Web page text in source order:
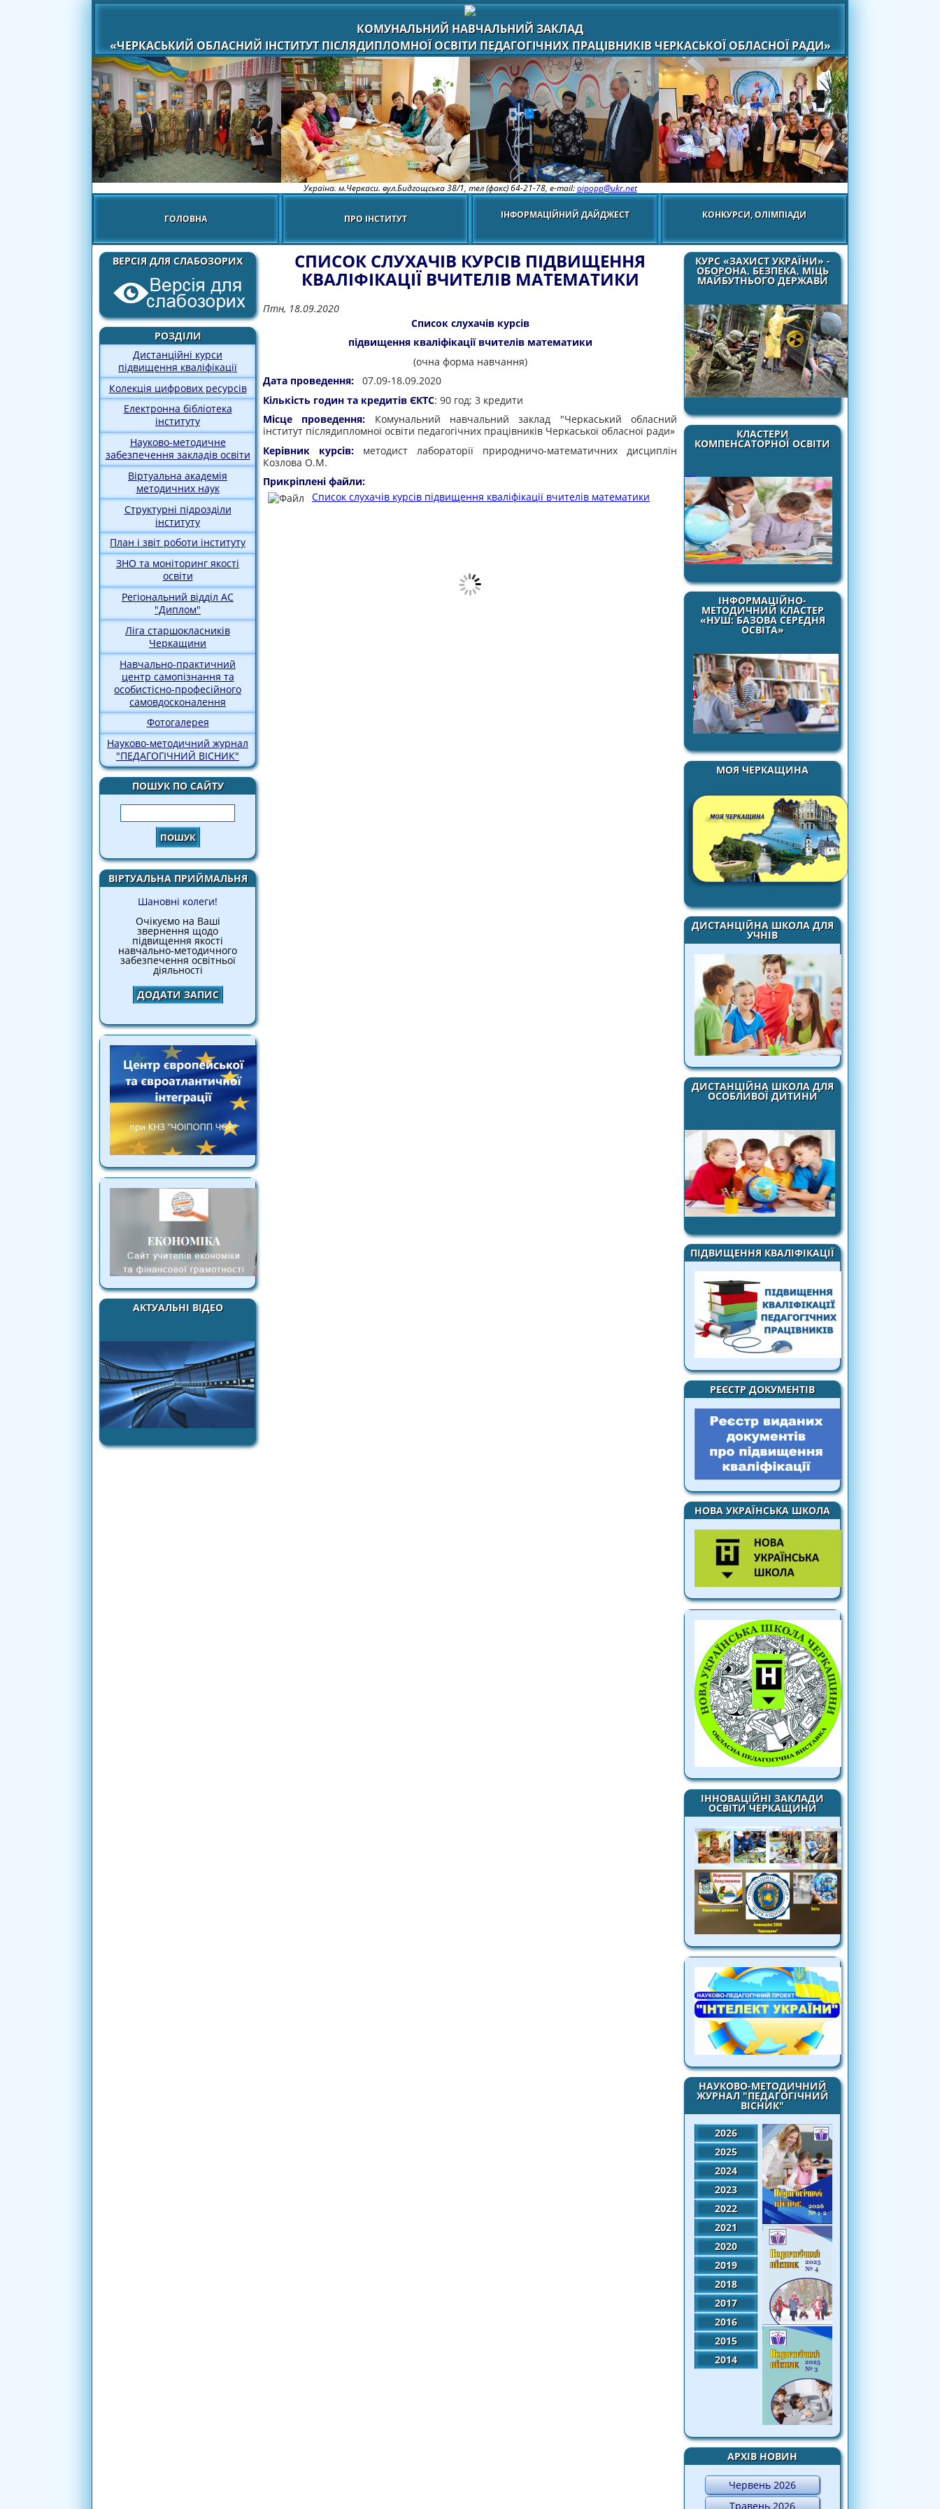
КОМУНАЛЬНИЙ НАВЧАЛЬНИЙ ЗАКЛАД
«ЧЕРКАСЬКИЙ ОБЛАСНИЙ ІНСТИТУТ ПІСЛЯДИПЛОМНОЇ ОСВІТИ ПЕДАГОГІЧНИХ ПРАЦІВНИКІВ ЧЕРКАСЬКОЇ ОБЛАСНОЇ РАДИ»
Україна. м.Черкаси. вул.Бидгощська 38/1, тел (факс) 64-21-78, e-mail:oipopp@ukr.net
ГОЛОВНА ПРО ІНСТИТУТ ІНФОРМАЦІЙНИЙ ДАЙДЖЕСТ КОНКУРСИ, ОЛІМПІАДИ
ВЕРСІЯ ДЛЯ СЛАБОЗОРИХ
РОЗДІЛИ
Дистанційні курси
підвищення кваліфікації
Колекція цифрових ресурсів
Електронна бібліотека
інституту
Науково-методичне
забезпечення закладів освіти
Віртуальна академія
методичних наук
Структурні підрозділи
інституту
План і звіт роботи інституту
ЗНО та моніторинг якості
освіти
Регіональний відділ АС
"Диплом"
Ліга старшокласників
Черкащини
Навчально-практичний
центр самопізнання та
особистісно-професійного
самовдосконалення
Фотогалерея
Науково-методичний журнал
"ПЕДАГОГІЧНИЙ ВІСНИК"
ПОШУК ПО САЙТУ
Пошук
ВІРТУАЛЬНА ПРИЙМАЛЬНЯ
Шановні колеги!
Очікуємо на Ваші
звернення щодо
підвищення якості
навчально-методичного
забезпечення освітньої
діяльності
ДОДАТИ ЗАПИС
АКТУАЛЬНІ ВІДЕО
КУРС «ЗАХИСТ УКРАЇНИ» -
ОБОРОНА, БЕЗПЕКА, МІЦЬ
МАЙБУТНЬОГО ДЕРЖАВИ
КЛАСТЕРИ
КОМПЕНСАТОРНОЇ ОСВІТИ
ІНФОРМАЦІЙНО-
МЕТОДИЧНИЙ КЛАСТЕР
«НУШ: БАЗОВА СЕРЕДНЯ
ОСВІТА»
МОЯ ЧЕРКАЩИНА
ДИСТАНЦІЙНА ШКОЛА ДЛЯ
УЧНІВ
ДИСТАНЦІЙНА ШКОЛА ДЛЯ
ОСОБЛИВОЇ ДИТИНИ
ПІДВИЩЕННЯ КВАЛІФІКАЦІЇ
РЕЄСТР ДОКУМЕНТІВ
НОВА УКРАЇНСЬКА ШКОЛА
ІННОВАЦІЙНІ ЗАКЛАДИ
ОСВІТИ ЧЕРКАЩИНИ
НАУКОВО-МЕТОДИЧНИЙ
ЖУРНАЛ "ПЕДАГОГІЧНИЙ
ВІСНИК"
2026
2025
2024
2023
2022
2021
2020
2019
2018
2017
2016
2015
2014
АРХІВ НОВИН
Червень 2026
Травень 2026
СПИСОК СЛУХАЧІВ КУРСІВ ПІДВИЩЕННЯ
КВАЛІФІКАЦІЇ ВЧИТЕЛІВ МАТЕМАТИКИ
Птн, 18.09.2020
Список слухачів курсів
підвищення кваліфікації вчителів математики
(очна форма навчання)
Дата проведення: 07.09-18.09.2020
Кількість годин та кредитів ЄКТС: 90 год; 3 кредити
Місце проведення: Комунальний навчальний заклад "Черкаський обласний
інститут післядипломної освіти педагогічних працівників Черкаської обласної ради»
Керівник курсів: методист лабораторії природничо-математичних дисциплін
Козлова О.М.
Прикріплені файли:
Список слухачів курсів підвищення кваліфікації вчителів математики